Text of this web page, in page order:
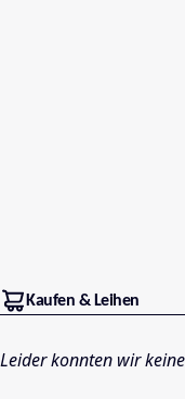
Kaufen & Leihen
Leider konnten wir